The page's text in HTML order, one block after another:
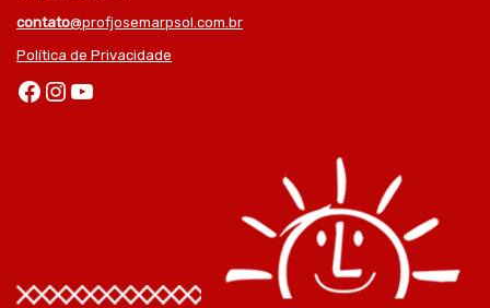
contato@profjosemarpsol.com.br
Política de Privacidade
Facebook Instagram Youtube